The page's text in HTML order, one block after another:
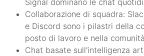
Collaborazione di squadra:
e Discord sono i pilastri della
posto di lavoro e nella
Chat basate sull'intelligenza